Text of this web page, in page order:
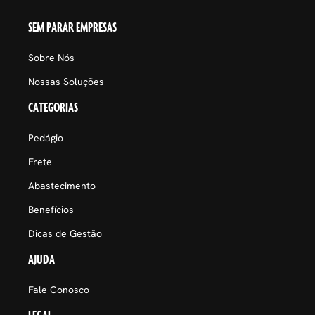
SEM PARAR EMPRESAS
Sobre Nós
Nossas Soluções
CATEGORIAS
Pedágio
Frete
Abastecimento
Benefícios
Dicas de Gestão
AJUDA
Fale Conosco